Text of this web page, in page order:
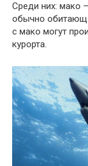
Среди них: мако
обычно
с мако могут
курорта.